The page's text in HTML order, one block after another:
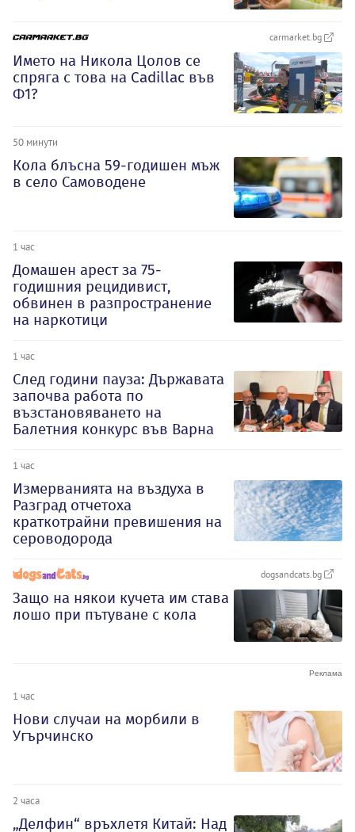
carmarket.bg
Името на Никола Цолов се
спряга с това на Cadillac във
Ф1?
50 минути
Кола блъсна 59-годишен мъж
в село Самоводене
1 час
Домашен арест за 75-
годишния рецидивист,
обвинен в разпространение
на наркотици
1 час
След години пауза: Държавата
започва работа по
възстановяването на
Балетния конкурс във Варна
1 час
Измерванията на въздуха в
Разград отчетоха
краткотрайни превишения на
сероводорода
dogsandcats.bg
Защо на някои кучета им става
лошо при пътуване с кола
1 час
Нови случаи на морбили в
Угърчинско
2 часа
„Делфин“ връхлетя Китай: Над